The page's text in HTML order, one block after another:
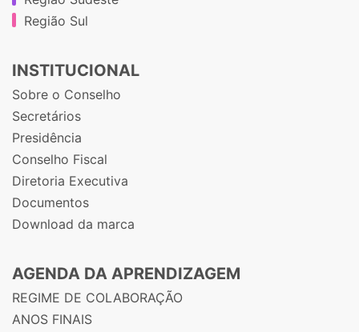
Região Sul
INSTITUCIONAL
Sobre o Conselho
Secretários
Presidência
Conselho Fiscal
Diretoria Executiva
Documentos
Download da marca
AGENDA DA APRENDIZAGEM
REGIME DE COLABORAÇÃO
ANOS FINAIS